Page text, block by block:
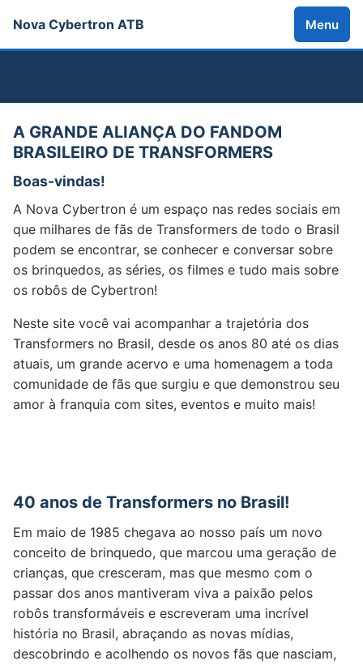
Nova Cybertron ATB Menu
A GRANDE ALIANÇA DO FANDOM
BRASILEIRO DE TRANSFORMERS
Boas-vindas!
A Nova Cybertron é um espaço nas redes sociais em
que milhares de fãs de Transformers de todo o Brasil
podem se encontrar, se conhecer e conversar sobre
os brinquedos, as séries, os filmes e tudo mais sobre
os robôs de Cybertron!
Neste site você vai acompanhar a trajetória dos
Transformers no Brasil, desde os anos 80 até os dias
atuais, um grande acervo e uma homenagem a toda
comunidade de fãs que surgiu e que demonstrou seu
amor à franquia com sites, eventos e muito mais!
40 anos de Transformers no Brasil!
Em maio de 1985 chegava ao nosso país um novo
conceito de brinquedo, que marcou uma geração de
crianças, que cresceram, mas que mesmo com o
passar dos anos mantiveram viva a paixão pelos
robôs transformáveis e escreveram uma incrível
história no Brasil, abraçando as novas mídias,
descobrindo e acolhendo os novos fãs que nasciam,